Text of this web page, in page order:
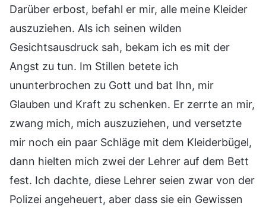
Darüber erbost, befahl er mir, alle meine Kleider
auszuziehen. Als ich seinen wilden
Gesichtsausdruck sah, bekam ich es mit der
Angst zu tun. Im Stillen betete ich
ununterbrochen zu Gott und bat Ihn, mir
Glauben und Kraft zu schenken. Er zerrte an mir,
zwang mich, mich auszuziehen, und versetzte
mir noch ein paar Schläge mit dem Kleiderbügel,
dann hielten mich zwei der Lehrer auf dem Bett
fest. Ich dachte, diese Lehrer seien zwar von der
Polizei angeheuert, aber dass sie ein Gewissen